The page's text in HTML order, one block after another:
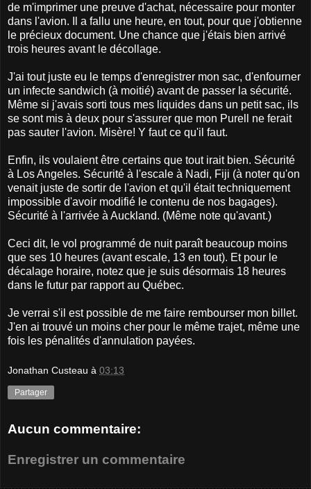
de m'imprimer une preuve d'achat, nécessaire pour monter
dans l'avion. Il a fallu une heure, en tout, pour que j'obtienne
le précieux document. Une chance que j'étais bien arrivé
trois heures avant le décollage.
J'ai tout juste eu le temps d'enregistrer mon sac, d'enfourner
un infecte sandwich (à moitié) avant de passer la sécurité.
Même si j'avais sorti tous mes liquides dans un petit sac, ils
se sont mis à deux pour s'assurer que mon Purell ne ferait
pas sauter l'avion. Misère! Y faut ce qu'il faut.
Enfin, ils voulaient être certains que tout irait bien. Sécurité
à Los Angeles. Sécurité à l'escale à Nadi, Fiji (à noter qu'on
venait juste de sortir de l'avion et qu'il était techniquement
impossible d'avoir modifié le contenu de nos bagages).
Sécurité à l'arrivée à Auckland. (Même note qu'avant.)
Ceci dit, le vol programmé de nuit paraît beaucoup moins
que ses 10 heures (avant escale, 13 en tout). Et pour le
décalage horaire, notez que je suis désormais 18 heures
dans le futur par rapport au Québec.
Je verrai s'il est possible de me faire rembourser mon billet.
J'en ai trouvé un moins cher pour le même trajet, même une
fois les pénalités d'annulation payées.
Jonathan Custeau à 03:13
Partager
Aucun commentaire:
Enregistrer un commentaire